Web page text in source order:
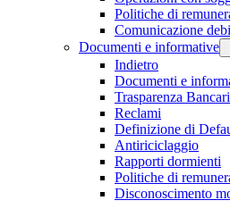
Politiche di
Comunicazione
Documenti e informative
Indietro
Documenti e
Trasparenza
Reclami
Definizione di
Antiriciclaggio
Rapporti dormienti
Politiche di
Disconoscimento